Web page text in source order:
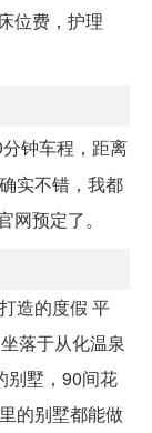
位费，护理
钟车程，距离
实不错，我都
预定了。
造的度假 平
落于从化温泉
别墅，90间花
的别墅都能做